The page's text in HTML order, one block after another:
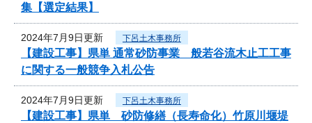
集【選定結果】
2024年7月9日更新 下呂土木事務所
【建設工事】県単 通常砂防事業 般若谷流木止工工事
に関する一般競争入札公告
2024年7月9日更新 下呂土木事務所
【建設工事】県単 砂防修繕（長寿命化）竹原川堰堤